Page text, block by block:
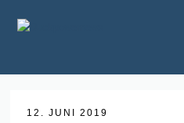
12. JUNI 2019